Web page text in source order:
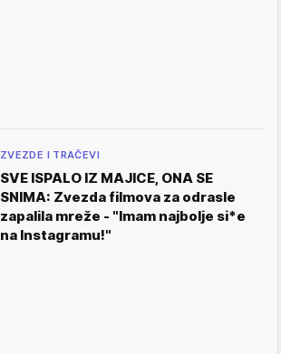
ZVEZDE I TRAČEVI
SVE ISPALO IZ MAJICE, ONA SE
SNIMA: Zvezda filmova za odrasle
zapalila mreže - "Imam najbolje si*e
na Instagramu!"